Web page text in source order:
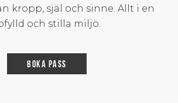
kropp, själ och sinne. Allt i en
och stilla miljö.
Boka pass